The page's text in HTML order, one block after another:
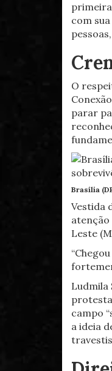
com
O
parar
Brasília
Vestida
Leste
Ludmila
campo
a ideia